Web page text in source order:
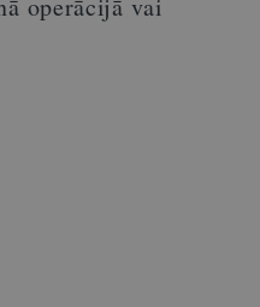
operācijā vai